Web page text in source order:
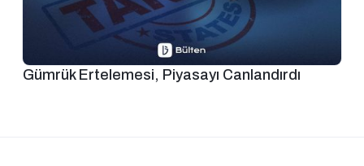
Gümrük Ertelemesi, Piyasayı Canlandırdı